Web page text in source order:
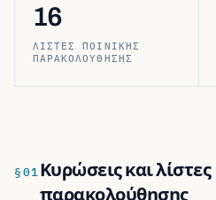
16
ΛΊΣΤΕΣ ΠΟΙΝΙΚΉΣ
ΠΑΡΑΚΟΛΟΎΘΗΣΗΣ
§01Κυρώσεις και λίστες
παρακολούθησης